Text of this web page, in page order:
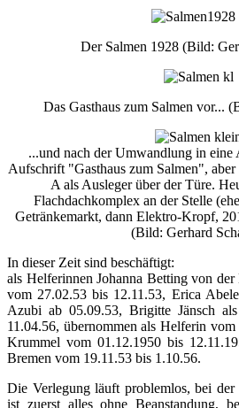
Der Salmen 1928 (Bild:
Das Gasthaus zum Salmen vor...
...und nach der Umwandlung in eine
Aufschrift "Gasthaus zum Salmen",
A als Ausleger über der Türe.
Flachdachkomplex an der Stelle
Getränkemarkt, dann Elektro-Kropf,
(Bild: Gerhard
In dieser Zeit sind beschäftigt:
als Helferinnen Johanna Betting von
vom 27.02.53 bis 12.11.53, Erica
Azubi ab 05.09.53, Brigitte Jänsch
11.04.56, übernommen als Helferin
Krummel vom 01.12.1950 bis
Bremen vom 19.11.53 bis 1.10.56.
Die Verlegung läuft problemlos, bei
ist zuerst alles ohne Beanstandung,